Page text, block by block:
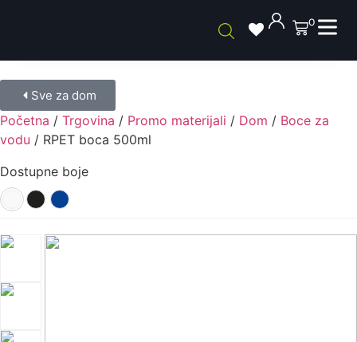
0
Sve za dom
Početna / Trgovina / Promo materijali / Dom / Boce za
vodu / RPET boca 500ml
Dostupne boje